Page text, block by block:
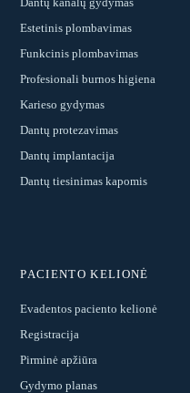
Estetinis plombavimas
Funkcinis plombavimas
Profesionali burnos higiena
Karieso gydymas
Dantų protezavimas
Dantų implantacija
Dantų tiesinimas kapomis
PACIENTO KELIONĖ
Evadentos paciento kelionė
Registracija
Pirminė apžiūra
Gydymo planas